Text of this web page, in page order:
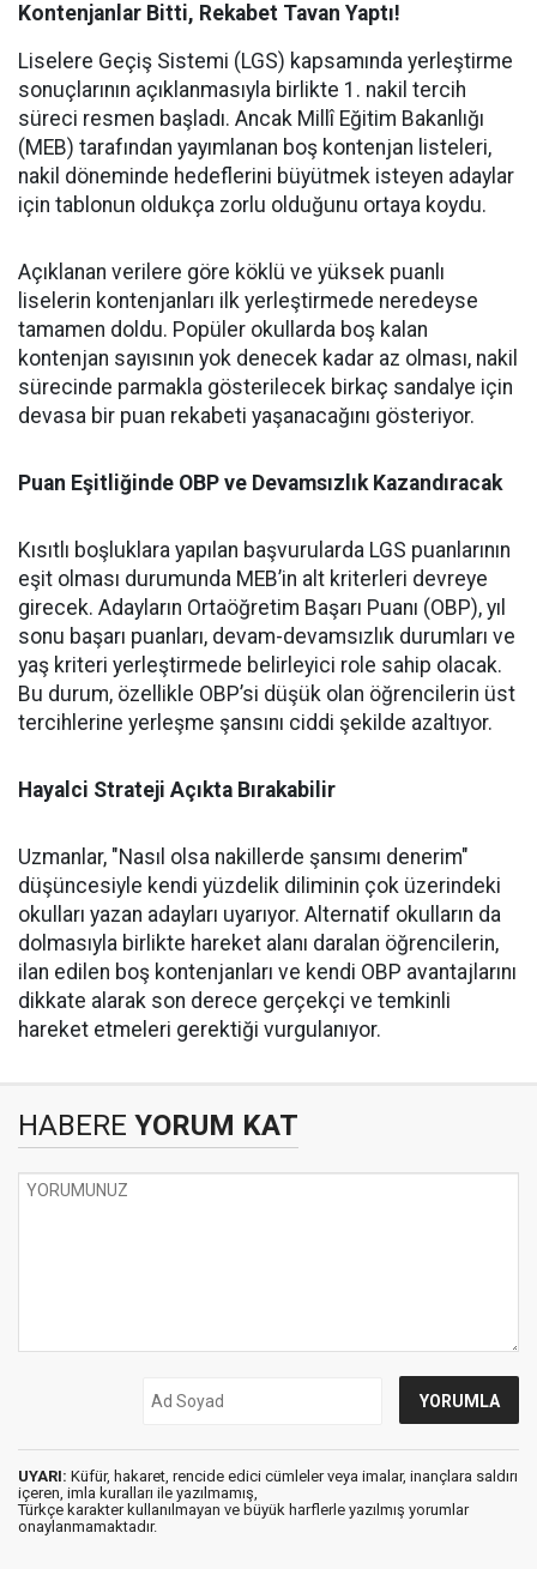
Kontenjanlar Bitti, Rekabet Tavan Yaptı!
Liselere Geçiş Sistemi (LGS) kapsamında yerleştirme
sonuçlarının açıklanmasıyla birlikte 1. nakil tercih
süreci resmen başladı. Ancak Millî Eğitim Bakanlığı
(MEB) tarafından yayımlanan boş kontenjan listeleri,
nakil döneminde hedeflerini büyütmek isteyen adaylar
için tablonun oldukça zorlu olduğunu ortaya koydu.
Açıklanan verilere göre köklü ve yüksek puanlı
liselerin kontenjanları ilk yerleştirmede neredeyse
tamamen doldu. Popüler okullarda boş kalan
kontenjan sayısının yok denecek kadar az olması, nakil
sürecinde parmakla gösterilecek birkaç sandalye için
devasa bir puan rekabeti yaşanacağını gösteriyor.
Puan Eşitliğinde OBP ve Devamsızlık Kazandıracak
Kısıtlı boşluklara yapılan başvurularda LGS puanlarının
eşit olması durumunda MEB’in alt kriterleri devreye
girecek. Adayların Ortaöğretim Başarı Puanı (OBP), yıl
sonu başarı puanları, devam-devamsızlık durumları ve
yaş kriteri yerleştirmede belirleyici role sahip olacak.
Bu durum, özellikle OBP’si düşük olan öğrencilerin üst
tercihlerine yerleşme şansını ciddi şekilde azaltıyor.
Hayalci Strateji Açıkta Bırakabilir
Uzmanlar, "Nasıl olsa nakillerde şansımı denerim"
düşüncesiyle kendi yüzdelik diliminin çok üzerindeki
okulları yazan adayları uyarıyor. Alternatif okulların da
dolmasıyla birlikte hareket alanı daralan öğrencilerin,
ilan edilen boş kontenjanları ve kendi OBP avantajlarını
dikkate alarak son derece gerçekçi ve temkinli
hareket etmeleri gerektiği vurgulanıyor.
HABERE YORUM KAT
UYARI: Küfür, hakaret, rencide edici cümleler veya imalar, inançlara saldırı
içeren, imla kuralları ile yazılmamış,
Türkçe karakter kullanılmayan ve büyük harflerle yazılmış yorumlar
onaylanmamaktadır.